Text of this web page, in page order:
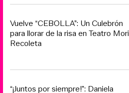
Vuelve “CEBOLLA”: Un Culebrón
para llorar de la risa en Teatro Mori
Recoleta
“¡Juntos por siempre!”: Daniela